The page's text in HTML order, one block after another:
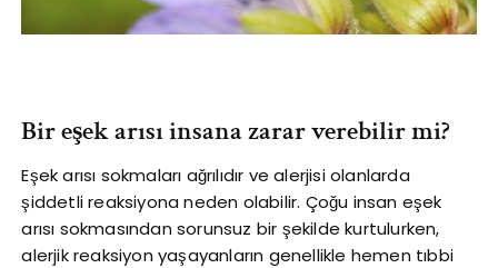
Bir eşek arısı insana zarar verebilir mi?
Eşek arısı sokmaları ağrılıdır ve alerjisi olanlarda
şiddetli reaksiyona neden olabilir. Çoğu insan eşek
arısı sokmasından sorunsuz bir şekilde kurtulurken,
alerjik reaksiyon yaşayanların genellikle hemen tıbbi